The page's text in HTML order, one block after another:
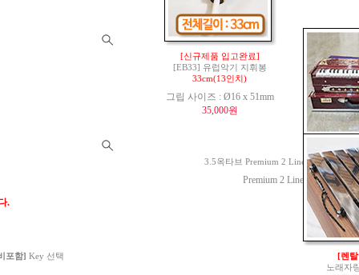
[신규제품 입고완료]
[EB33] 유럽악기 지휘봉
33cm(13인치)
그립 사이즈 : Ø16 x 51mm
35,000원
.
[25년 12월
3.5옥타브 Premium 2 Line Portable 하
Premium 2 Line Portable
C3
포함] Key 선택
[렌
노래자